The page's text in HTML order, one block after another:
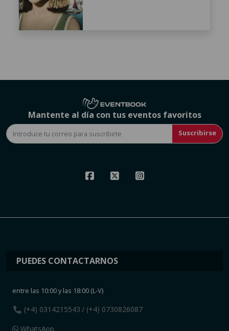
Mantente al día con tus eventos favoritos
Suscribirse
PUEDES CONTACTARNOS
entre las 10:00 y las 18:00 (L-V)
call (+4) 0314215543 / (+4) 0730826087
WhatsApp